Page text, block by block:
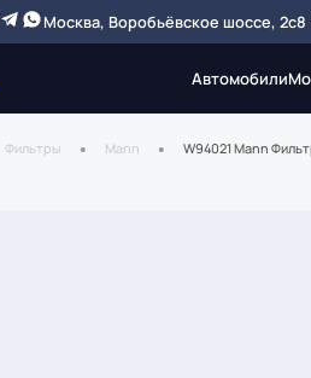
Москва, Воробьёвское шоссе, 2с8
Автомобили
Фильтры Mann W94021 Mann